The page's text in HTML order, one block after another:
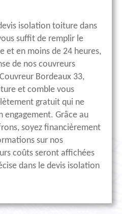
isolation toiture dans
suffit de remplir le
et en moins de 24 heures,
de nos couvreurs
Bordeaux 33,
et comble vous
gratuit qui ne
engagement. Grâce au
soyez financièrement
sur nos
coûts seront affichées
dans le devis isolation